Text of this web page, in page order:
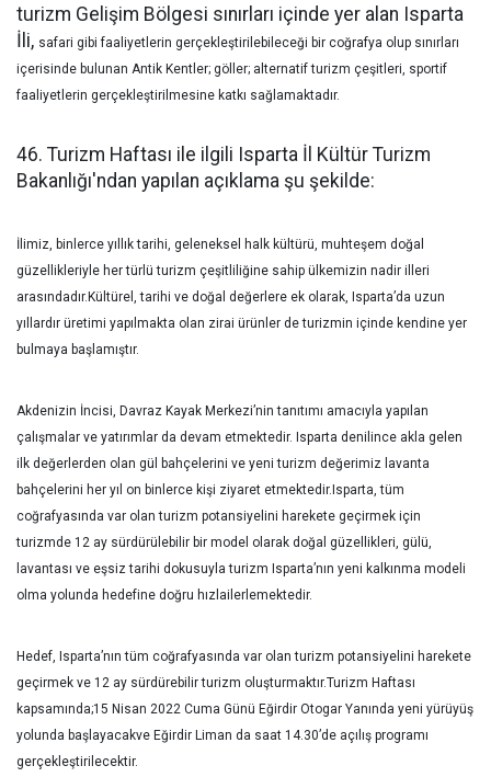
turizm Gelişim Bölgesi sınırları içinde yer alan Isparta
İli, safari gibi faaliyetlerin gerçekleştirilebileceği bir coğrafya olup sınırları
içerisinde bulunan Antik Kentler; göller; alternatif turizm çeşitleri, sportif
faaliyetlerin gerçekleştirilmesine katkı sağlamaktadır.
46. Turizm Haftası ile ilgili Isparta İl Kültür Turizm
Bakanlığı'ndan yapılan açıklama şu şekilde:
İlimiz, binlerce yıllık tarihi, geleneksel halk kültürü, muhteşem doğal
güzellikleriyle her türlü turizm çeşitliliğine sahip ülkemizin nadir illeri
arasındadır.Kültürel, tarihi ve doğal değerlere ek olarak, Isparta’da uzun
yıllardır üretimi yapılmakta olan zirai ürünler de turizmin içinde kendine yer
bulmaya başlamıştır.
Akdenizin İncisi, Davraz Kayak Merkezi’nin tanıtımı amacıyla yapılan
çalışmalar ve yatırımlar da devam etmektedir. Isparta denilince akla gelen
ilk değerlerden olan gül bahçelerini ve yeni turizm değerimiz lavanta
bahçelerini her yıl on binlerce kişi ziyaret etmektedir.Isparta, tüm
coğrafyasında var olan turizm potansiyelini harekete geçirmek için
turizmde 12 ay sürdürülebilir bir model olarak doğal güzellikleri, gülü,
lavantası ve eşsiz tarihi dokusuyla turizm Isparta’nın yeni kalkınma modeli
olma yolunda hedefine doğru hızlailerlemektedir.
Hedef, Isparta’nın tüm coğrafyasında var olan turizm potansiyelini harekete
geçirmek ve 12 ay sürdürebilir turizm oluşturmaktır.Turizm Haftası
kapsamında;15 Nisan 2022 Cuma Günü Eğirdir Otogar Yanında yeni yürüyüş
yolunda başlayacakve Eğirdir Liman da saat 14.30’de açılış programı
gerçekleştirilecektir.